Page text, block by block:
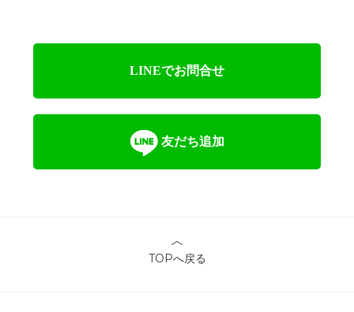
LINEでお問合せ
友だち追加
TOPへ戻る